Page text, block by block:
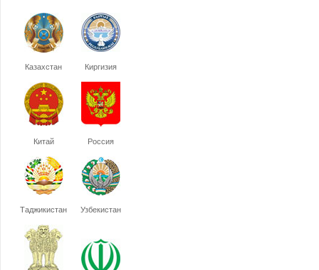
Казахстан Киргизия
Китай Россия
Таджикистан Узбекистан